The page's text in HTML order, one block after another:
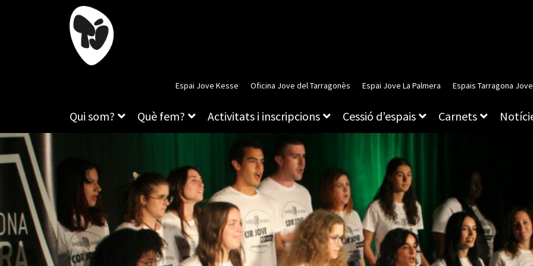
Espai Jove Kesse Oficina Jove del Tarragonès Espai Jove La Palmera Espais Tarragona Jove
Qui som? Què fem? Activitats i inscripcions Cessió d’espais Carnets